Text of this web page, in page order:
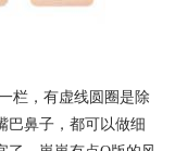
栏，有虚线圆圈是除
巴鼻子，都可以做细